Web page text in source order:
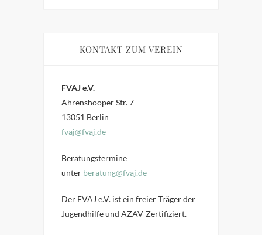
KONTAKT ZUM VEREIN
FVAJ e.V.
Ahrenshooper Str. 7
13051 Berlin
fvaj@fvaj.de
Beratungstermine
unter beratung@fvaj.de
Der FVAJ e.V. ist ein freier Träger der
Jugendhilfe und AZAV-Zertifiziert.